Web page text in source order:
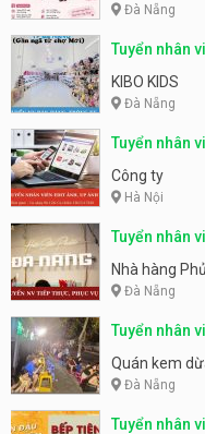
Đà Nẵng
Tuyển nhân
KIBO KIDS
Đà Nẵng
Tuyển nhân
Công ty
Hà Nội
Tuyển nhân
Nhà hàng
Đà Nẵng
Tuyển nhân
Quán kem
Đà Nẵng
Tuyển nhân